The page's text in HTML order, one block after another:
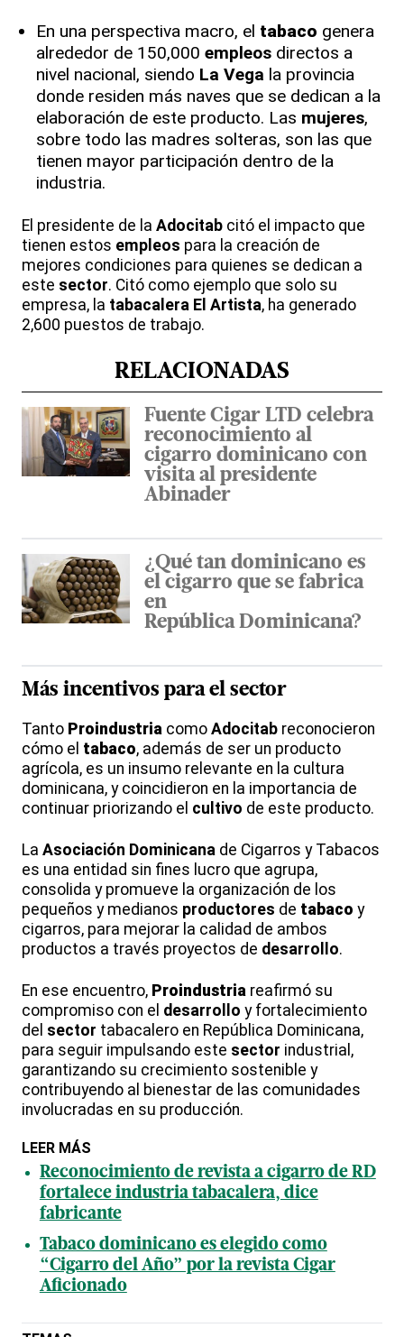
En una perspectiva macro, el tabaco genera
alrededor de 150,000 empleos directos a
nivel nacional, siendo La Vega la provincia
donde residen más naves que se dedican a la
elaboración de este producto. Las mujeres,
sobre todo las madres solteras, son las que
tienen mayor participación dentro de la
industria.
El presidente de la Adocitab citó el impacto que
tienen estos empleos para la creación de
mejores condiciones para quienes se dedican a
este sector. Citó como ejemplo que solo su
empresa, la tabacalera El Artista, ha generado
2,600 puestos de trabajo.
RELACIONADAS
Fuente Cigar LTD celebra
reconocimiento al
cigarro dominicano con
visita al presidente
Abinader
¿Qué tan dominicano es
el cigarro que se fabrica
en
República Dominicana?
Más incentivos para el sector
Tanto Proindustria como Adocitab reconocieron
cómo el tabaco, además de ser un producto
agrícola, es un insumo relevante en la cultura
dominicana, y coincidieron en la importancia de
continuar priorizando el cultivo de este producto.
La Asociación Dominicana de Cigarros y Tabacos
es una entidad sin fines lucro que agrupa,
consolida y promueve la organización de los
pequeños y medianos productores de tabaco y
cigarros, para mejorar la calidad de ambos
productos a través proyectos de desarrollo.
En ese encuentro, Proindustria reafirmó su
compromiso con el desarrollo y fortalecimiento
del sector tabacalero en República Dominicana,
para seguir impulsando este sector industrial,
garantizando su crecimiento sostenible y
contribuyendo al bienestar de las comunidades
involucradas en su producción.
LEER MÁS
Reconocimiento de revista a cigarro de RD
fortalece industria tabacalera, dice
fabricante
Tabaco dominicano es elegido como
“Cigarro del Año” por la revista Cigar
Aficionado